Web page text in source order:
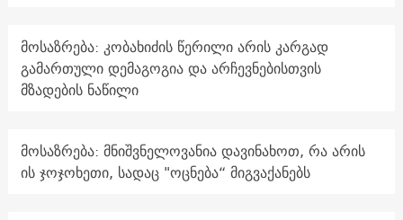
მოსაზრება: კობახიძის წერილი არის კარგად
გამართული დემაგოგია და არჩევნებისთვის
მზადების ნაწილი
მოსაზრება: მნიშვნელოვანია დავინახოთ, რა არის
ის ჯოჯოხეთი, სადაც "ოცნება“ მიგვაქანებს